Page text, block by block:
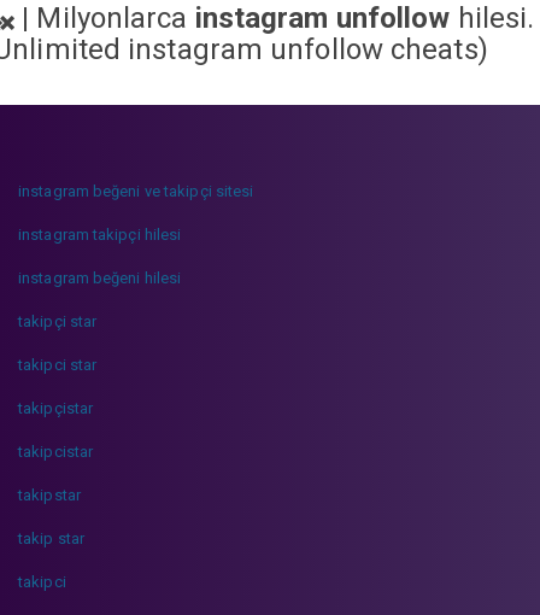
| Milyonlarca instagram unfollow hilesi.
instagram unfollow cheats)
instagram beğeni ve takipçi sitesi
instagram takipçi hilesi
instagram beğeni hilesi
takipçi star
takipci star
takipçistar
takipcistar
takipstar
takip star
takipci